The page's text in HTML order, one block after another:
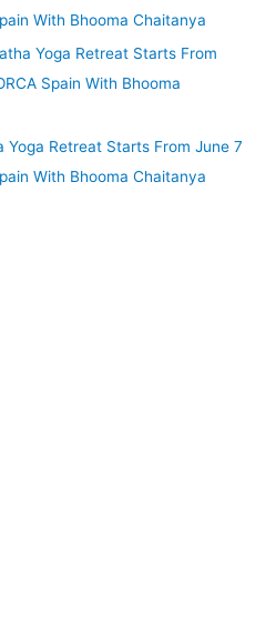
With Bhooma Chaitanya
Yoga Retreat Starts From
Spain With Bhooma
Yoga Retreat Starts From June 7
With Bhooma Chaitanya